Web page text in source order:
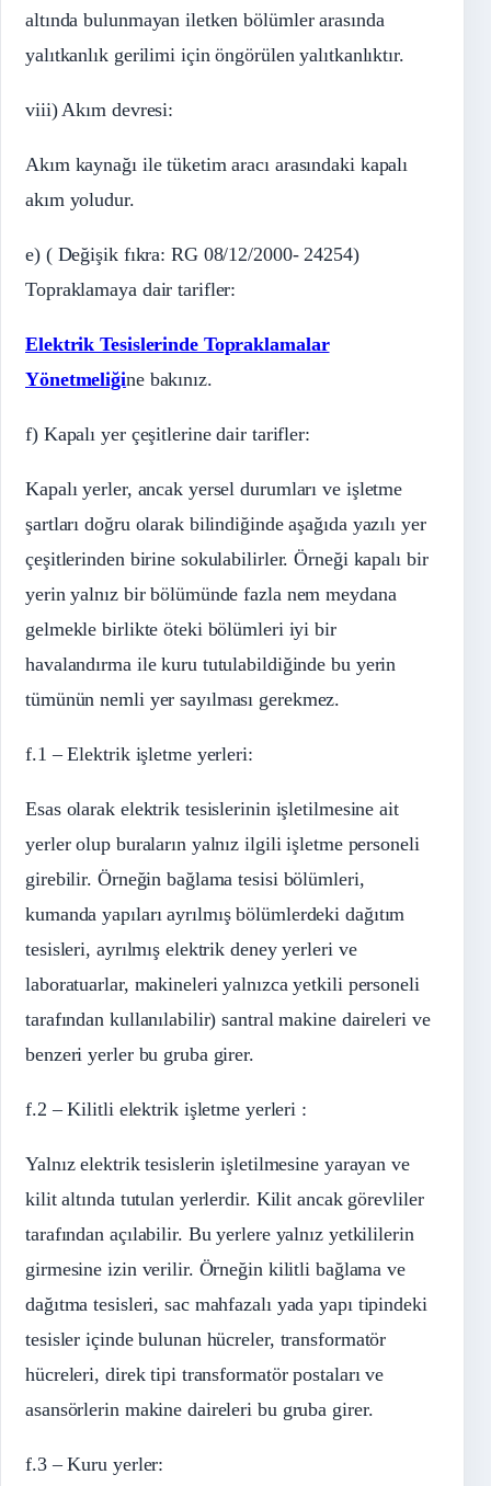
altında bulunmayan iletken bölümler arasında
yalıtkanlık gerilimi için öngörülen yalıtkanlıktır.
viii) Akım devresi:
Akım kaynağı ile tüketim aracı arasındaki kapalı
akım yoludur.
e) ( Değişik fıkra: RG 08/12/2000- 24254)
Topraklamaya dair tarifler:
Elektrik Tesislerinde Topraklamalar
Yönetmeliğine bakınız.
f) Kapalı yer çeşitlerine dair tarifler:
Kapalı yerler, ancak yersel durumları ve işletme
şartları doğru olarak bilindiğinde aşağıda yazılı yer
çeşitlerinden birine sokulabilirler. Örneği kapalı bir
yerin yalnız bir bölümünde fazla nem meydana
gelmekle birlikte öteki bölümleri iyi bir
havalandırma ile kuru tutulabildiğinde bu yerin
tümünün nemli yer sayılması gerekmez.
f.1 – Elektrik işletme yerleri:
Esas olarak elektrik tesislerinin işletilmesine ait
yerler olup buraların yalnız ilgili işletme personeli
girebilir. Örneğin bağlama tesisi bölümleri,
kumanda yapıları ayrılmış bölümlerdeki dağıtım
tesisleri, ayrılmış elektrik deney yerleri ve
laboratuarlar, makineleri yalnızca yetkili personeli
tarafından kullanılabilir) santral makine daireleri ve
benzeri yerler bu gruba girer.
f.2 – Kilitli elektrik işletme yerleri :
Yalnız elektrik tesislerin işletilmesine yarayan ve
kilit altında tutulan yerlerdir. Kilit ancak görevliler
tarafından açılabilir. Bu yerlere yalnız yetkililerin
girmesine izin verilir. Örneğin kilitli bağlama ve
dağıtma tesisleri, sac mahfazalı yada yapı tipindeki
tesisler içinde bulunan hücreler, transformatör
hücreleri, direk tipi transformatör postaları ve
asansörlerin makine daireleri bu gruba girer.
f.3 – Kuru yerler: